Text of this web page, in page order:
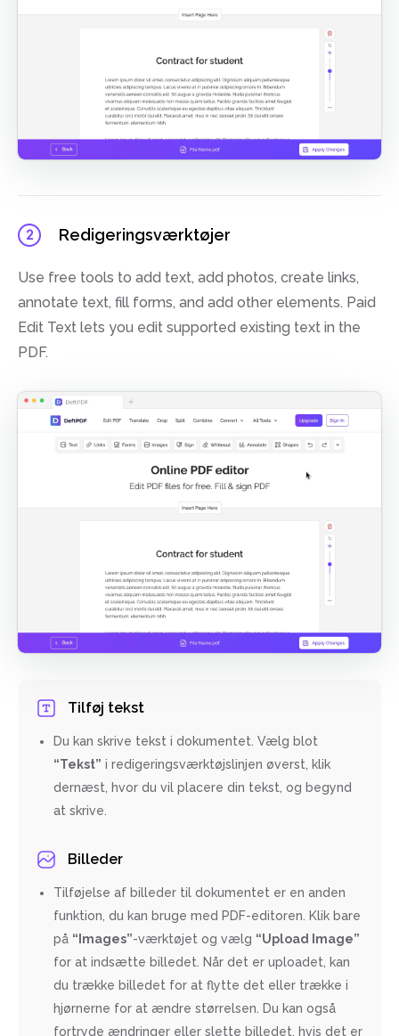
2 Redigeringsværktøjer
Use free tools to add text, add photos, create links,
annotate text, fill forms, and add other elements. Paid
Edit Text lets you edit supported existing text in the
PDF.
Tilføj tekst
Du kan skrive tekst i dokumentet. Vælg blot
“Tekst” i redigeringsværktøjslinjen øverst, klik
dernæst, hvor du vil placere din tekst, og begynd
at skrive.
Billeder
Tilføjelse af billeder til dokumentet er en anden
funktion, du kan bruge med PDF-editoren. Klik bare
på “Images”-værktøjet og vælg “Upload Image”
for at indsætte billedet. Når det er uploadet, kan
du trække billedet for at flytte det eller trække i
hjørnerne for at ændre størrelsen. Du kan også
fortryde ændringer eller slette billedet, hvis det er